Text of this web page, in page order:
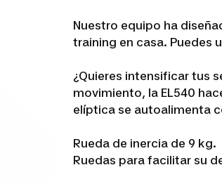
Nuestro equipo ha
training en casa. Puedes
¿Quieres intensificar tus
movimiento, la EL540
elíptica se autoalimenta
Rueda de inercia de 9 kg.
Ruedas para facilitar su